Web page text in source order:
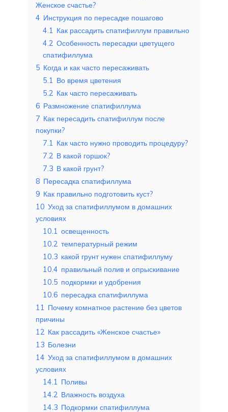
Женское счастье?
4 Инструкция по пересадке пошагово
4.1 Как рассадить спатифиллум правильно
4.2 Особенность пересадки цветущего
спатифиллума
5 Когда и как часто пересаживать
5.1 Во время цветения
5.2 Как часто пересаживать
6 Размножение спатифиллума
7 Как пересадить спатифиллум после
покупки?
7.1 Как часто нужно проводить процедуру?
7.2 В какой горшок?
7.3 В какой грунт?
8 Пересадка спатифиллума
9 Как правильно подготовить куст?
10 Уход за спатифиллумом в домашних
условиях
10.1 освещенность
10.2 температурный режим
10.3 какой грунт нужен спатифиллуму
10.4 правильный полив и опрыскивание
10.5 подкормки и удобрения
10.6 пересадка спатифиллума
11 Почему комнатное растение без цветов
причины
12 Как рассадить «Женское счастье»
13 Болезни
14 Уход за спатифиллумом в домашних
условиях
14.1 Поливы
14.2 Влажность воздуха
14.3 Подкормки спатифиллума